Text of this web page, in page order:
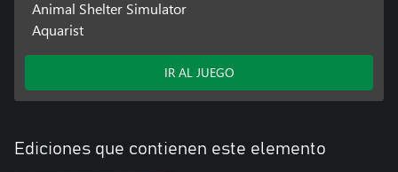
Animal Shelter Simulator
Aquarist
IR AL JUEGO
Ediciones que contienen este elemento